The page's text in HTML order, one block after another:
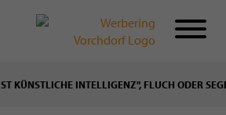
KÜNSTLICHE INTELLIGENZ", FLUCH ODER